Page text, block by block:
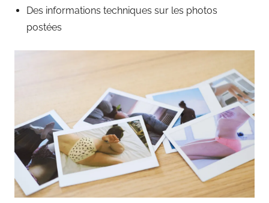
Des informations techniques sur les photos
postées